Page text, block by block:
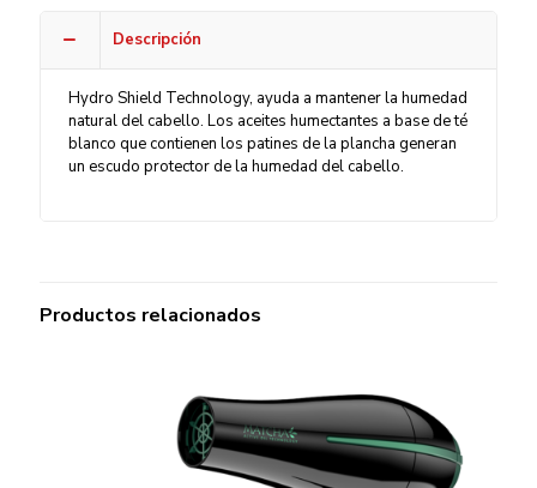
Descripción
Hydro Shield Technology, ayuda a mantener la humedad
natural del cabello. Los aceites humectantes a base de té
blanco que contienen los patines de la plancha generan
un escudo protector de la humedad del cabello.
Productos relacionados